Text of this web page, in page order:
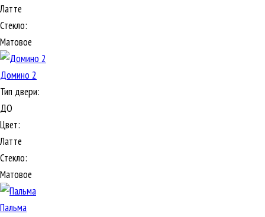
Латте
Стекло:
Матовое
Домино 2
Тип двери:
ДО
Цвет:
Латте
Стекло:
Матовое
Пальма